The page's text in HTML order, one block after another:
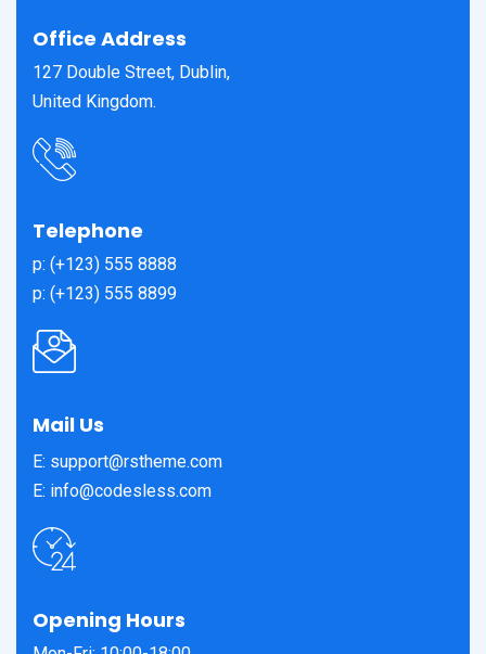
Office Address
127 Double Street, Dublin,
United Kingdom.
Telephone
p: (+123) 555 8888
p: (+123) 555 8899
Mail Us
E: support@rstheme.com
E: info@codesless.com
Opening Hours